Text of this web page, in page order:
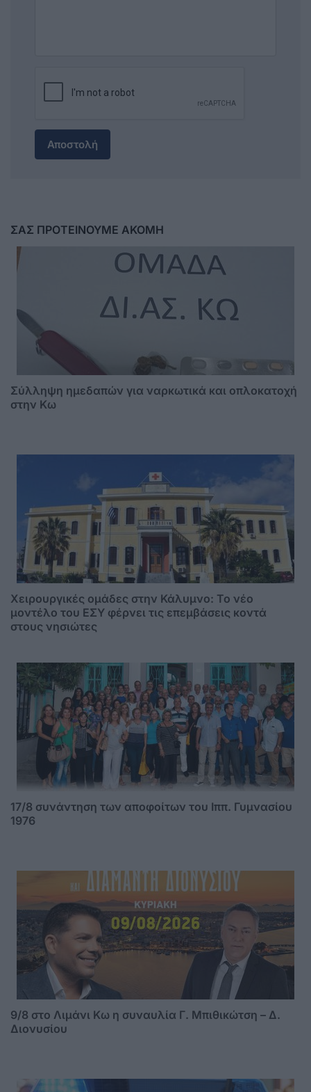
Αποστολή
ΣΑΣ ΠΡΟΤΕΙΝΟΥΜΕ ΑΚΟΜΗ
Σύλληψη ημεδαπών για ναρκωτικά και οπλοκατοχή
στην Κω
Χειρουργικές ομάδες στην Κάλυμνο: Το νέο
μοντέλο του ΕΣΥ φέρνει τις επεμβάσεις κοντά
στους νησιώτες
17/8 συνάντηση των αποφοίτων του Ιππ. Γυμνασίου
1976
9/8 στο Λιμάνι Κω η συναυλία Γ. Μπιθικώτση – Δ.
Διονυσίου